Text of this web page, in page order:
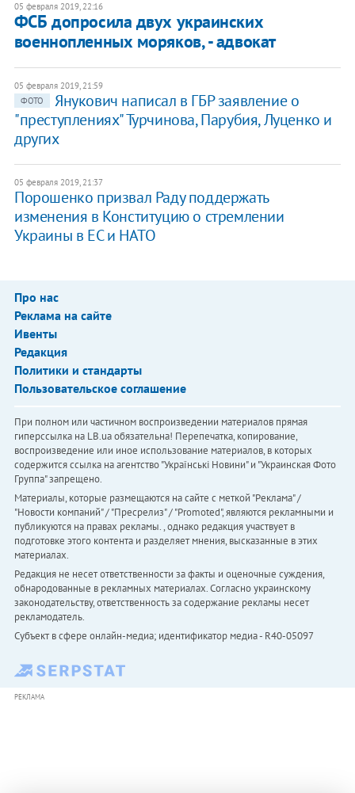
05 февраля 2019, 22:16
ФСБ допросила двух украинских
военнопленных моряков, - адвокат
05 февраля 2019, 21:59
ФОТО
Янукович написал в ГБР заявление о
"преступлениях" Турчинова, Парубия, Луценко и
других
05 февраля 2019, 21:37
Порошенко призвал Раду поддержать
изменения в Конституцию о стремлении
Украины в ЕС и НАТО
Про нас
Реклама на сайте
Ивенты
Редакция
Политики и стандарты
Пользовательское соглашение
При полном или частичном воспроизведении материалов прямая
гиперссылка на LB.ua обязательна! Перепечатка, копирование,
воспроизведение или иное использование материалов, в которых
содержится ссылка на агентство "Українськi Новини" и "Украинская Фото
Группа" запрещено.
Материалы, которые размещаются на сайте с меткой "Реклама" /
"Новости компаний" / "Пресрелиз" / "Promoted", являются рекламными и
публикуются на правах рекламы. , однако редакция участвует в
подготовке этого контента и разделяет мнения, высказанные в этих
материалах.
Редакция не несет ответственности за факты и оценочные суждения,
обнародованные в рекламных материалах. Согласно украинскому
законодательству, ответственность за содержание рекламы несет
рекламодатель.
Субъект в сфере онлайн-медиа; идентификатор медиа - R40-05097
РЕКЛАМА